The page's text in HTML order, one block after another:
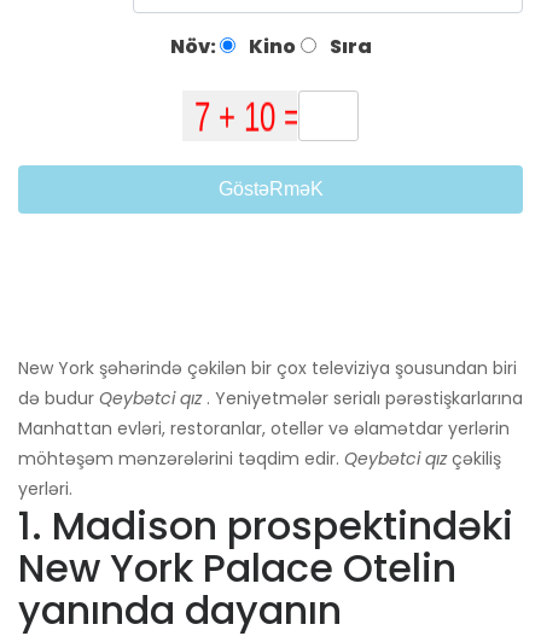
Növ: Kino Sıra
GöstəRməK
New York şəhərində çəkilən bir çox televiziya şousundan biri
də budur Qeybətci qız. Yeniyetmələr serialı pərəstişkarlarına
Manhattan evləri, restoranlar, otellər və əlamətdar yerlərin
möhtəşəm mənzərələrini təqdim edir. Qeybətci qızçəkiliş
yerləri.
1. Madison prospektindəki
New York Palace Otelin
yanında dayanın